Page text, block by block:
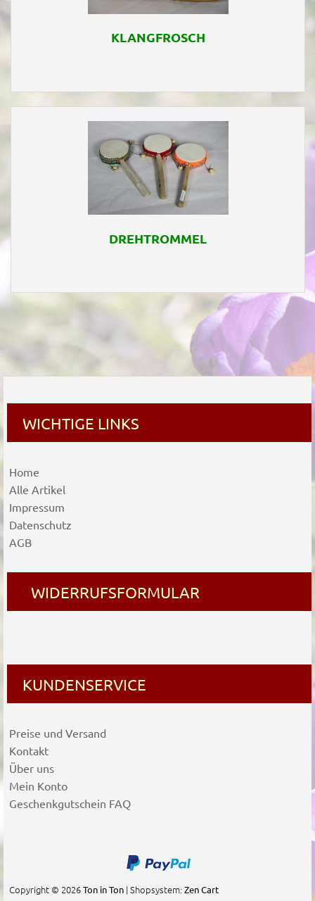
KLANGFROSCH
DREHTROMMEL
WICHTIGE LINKS
Home
Alle Artikel
Impressum
Datenschutz
AGB
WIDERRUFSFORMULAR
KUNDENSERVICE
Preise und Versand
Kontakt
Über uns
Mein Konto
Geschenkgutschein FAQ
Copyright © 2026Ton in Ton | Shopsystem:Zen Cart